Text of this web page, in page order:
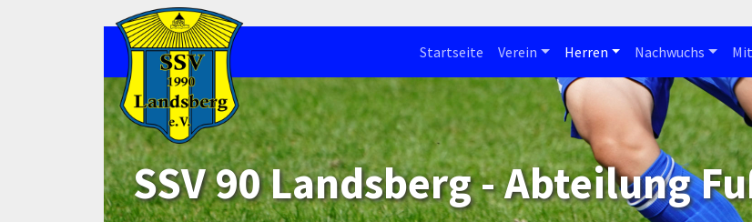
Startseite Verein Herren Nachwuchs
SSV 90 Landsberg - Abteilung